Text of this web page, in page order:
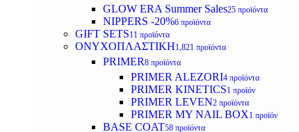
GLOW ERA Summer Sales25 προϊόντα
NIPPERS -20%6 προϊόντα
GIFT SETS11 προϊόντα
ΟΝΥΧΟΠΛΑΣΤΙΚΗ1,821 προϊόντα
PRIMER8 προϊόντα
PRIMER ALEZORI4 προϊόντα
PRIMER KINETICS1 προϊόν
PRIMER LEVEN2 προϊόντα
PRIMER MY NAIL BOX1 προϊόν
BASE COAT58 προϊόντα